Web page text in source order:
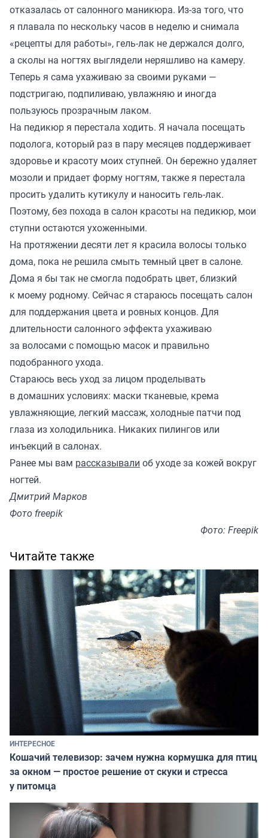
отказалась от салонного маникюра. Из-за того, что
я плавала по нескольку часов в неделю и снимала
«рецепты для работы», гель-лак не держался долго,
а сколы на ногтях выглядели неряшливо на камеру.
Теперь я сама ухаживаю за своими руками —
подстригаю, подпиливаю, увлажняю и иногда
пользуюсь прозрачным лаком.
На педикюр я перестала ходить. Я начала посещать
подолога, который раз в пару месяцев поддерживает
здоровье и красоту моих ступней. Он бережно удаляет
мозоли и придает форму ногтям, также я перестала
просить удалить кутикулу и наносить гель-лак.
Поэтому, без похода в салон красоты на педикюр, мои
ступни остаются ухоженными.
На протяжении десяти лет я красила волосы только
дома, пока не решила смыть темный цвет в салоне.
Дома я бы так не смогла подобрать цвет, близкий
к моему родному. Сейчас я стараюсь посещать салон
для поддержания цвета и ровных концов. Для
длительности салонного эффекта ухаживаю
за волосами с помощью масок и правильно
подобранного ухода.
Стараюсь весь уход за лицом проделывать
в домашних условиях: маски тканевые, крема
увлажняющие, легкий массаж, холодные патчи под
глаза из холодильника. Никаких пилингов или
инъекций в салонах.
Ранее мы вам рассказывали об уходе за кожей вокруг
ногтей.
Дмитрий Марков
Фото freepik
Фото: Freepik
Читайте также
ИНТЕРЕСНОЕ
Кошачий телевизор: зачем нужна кормушка для птиц
за окном — простое решение от скуки и стресса
у питомца